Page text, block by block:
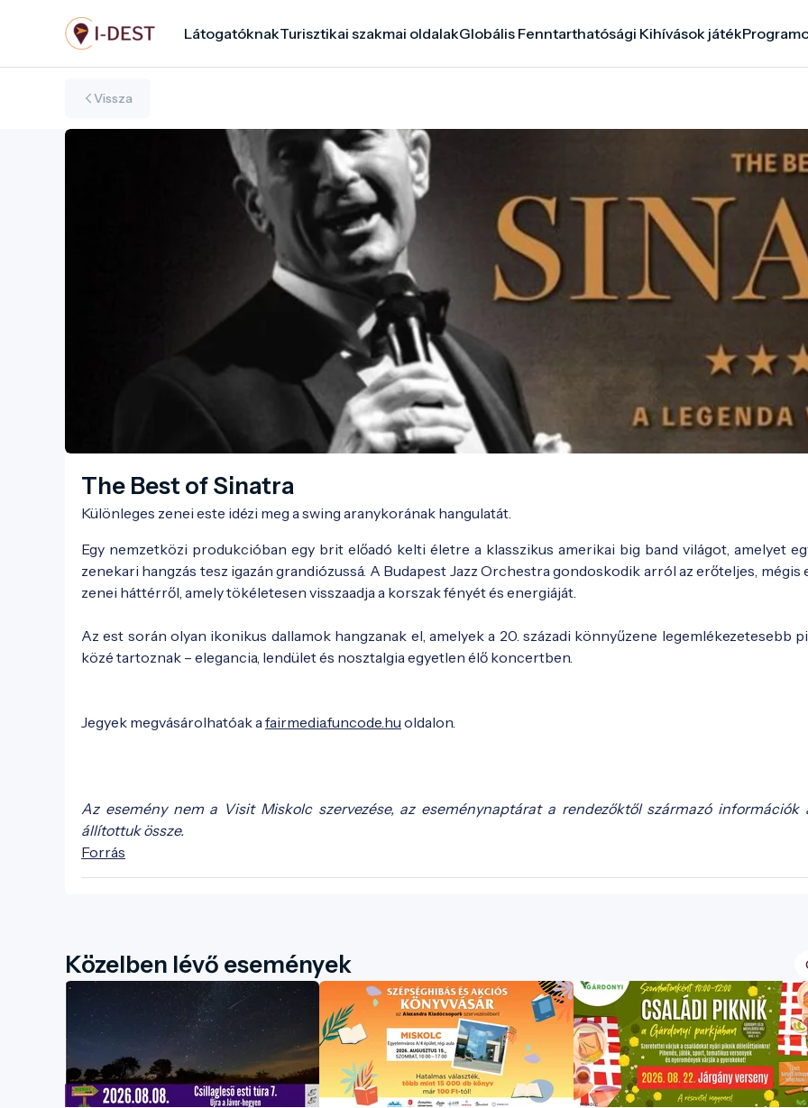
tartalomra
LátogatóknakTurisztikai szakmai oldalakGlobális Fenntarthatósági Kihívások játék
Vissza
The Best of Sinatra
Különleges zenei este idézi meg a swing aranykorának hangulatát.
Egy nemzetközi produkcióban egy brit előadó kelti életre a klasszikus amerikai big band világot, amelyet
zenekari hangzás tesz igazán grandiózussá. A Budapest Jazz Orchestra gondoskodik arról az erőteljes, mégis
zenei háttérről, amely tökéletesen visszaadja a korszak fényét és energiáját.
Az est során olyan ikonikus dallamok hangzanak el, amelyek a 20. századi könnyűzene legemlékezetesebb
közé tartoznak – elegancia, lendület és nosztalgia egyetlen élő koncertben.
Jegyek megvásárolhatóak afairmedia.funcode.hu oldalon.
Az esemény nem a Visit Miskolc szervezése, az eseménynaptárat a rendezőktől származó információk
állítottuk össze.
Forrás
Közelben lévő események